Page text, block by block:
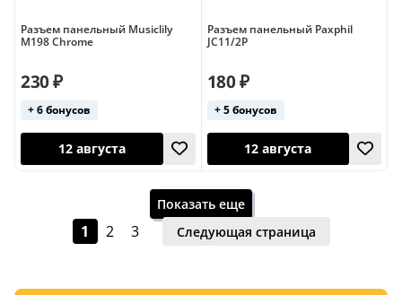
17 августа
Разъем панельный Musiclily
M198 Chrome
230 ₽
+ 6 бонусов
Разъем панельный Paxphil
JC11/2P
180 ₽
+ 5 бонусов
Показать еще
1 2 3 Следующая страница